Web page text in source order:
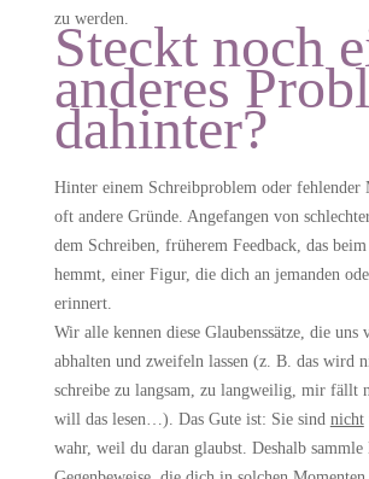
zu werden.
Steckt noch
anderes
dahinter?
Hinter einem Schreibproblem oder fehlender
oft andere Gründe. Angefangen von
dem Schreiben, früherem Feedback, das
hemmt, einer Figur, die dich an jemanden
erinnert.
Wir alle kennen diese Glaubenssätze, die uns
abhalten und zweifeln lassen (z. B. das wird
schreibe zu langsam, zu langweilig, mir fällt
will das lesen…). Das Gute ist: Sie sind nicht
wahr, weil du daran glaubst. Deshalb